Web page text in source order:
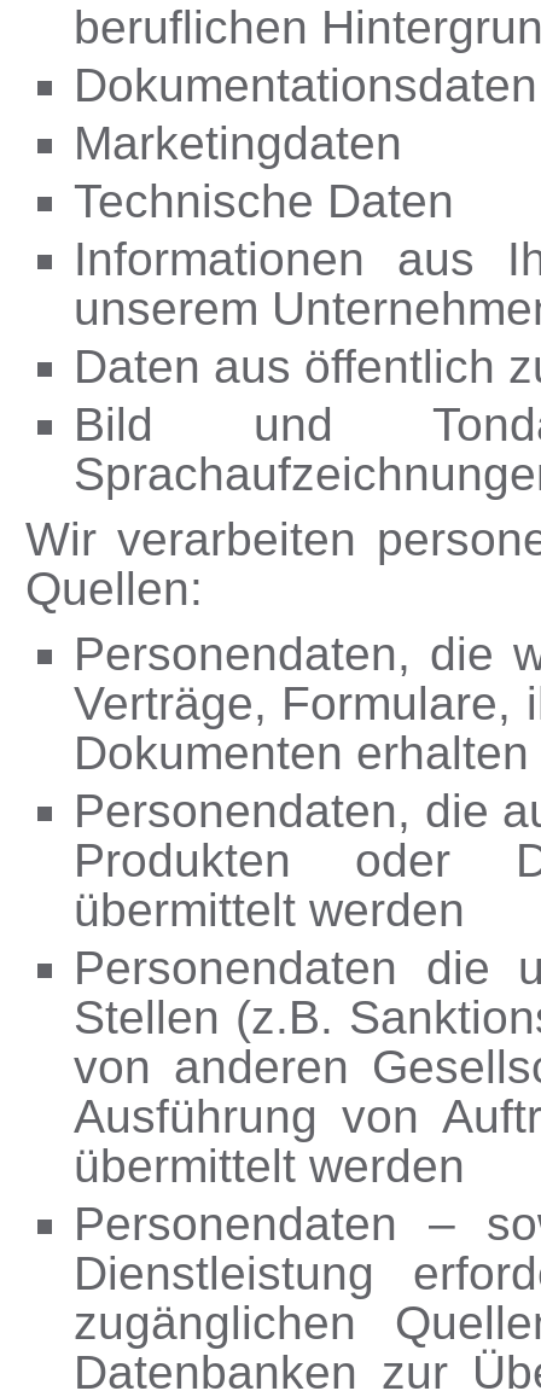
beruflichen
Dokumentationsdaten
Marketingdaten
Technische Daten
Informationen aus
unserem
Daten aus öffentlich
Bild und
Wir verarbeiten
Quellen:
Personendaten, die
Verträge, Formulare,
Dokumenten erhalten
Personendaten, die
Produkten oder
übermittelt werden
Personendaten die
Stellen (z.B.
von anderen
Ausführung von
übermittelt werden
Personendaten –
Dienstleistung
zugänglichen
Datenbanken zur